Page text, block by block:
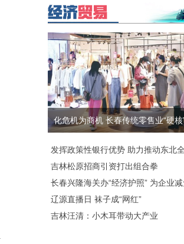
化危机为商机 长春传统零售业“硬核
发挥政策性银行优势 助力推动东北
吉林松原招商引资打出组合拳
长春兴隆海关办“经济护照” 为企业
辽源直播日 袜子成“网红”
吉林汪清：小木耳带动大产业